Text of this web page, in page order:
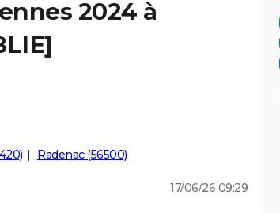
2024 à
Radenac (56500)
17/06/26 09:29